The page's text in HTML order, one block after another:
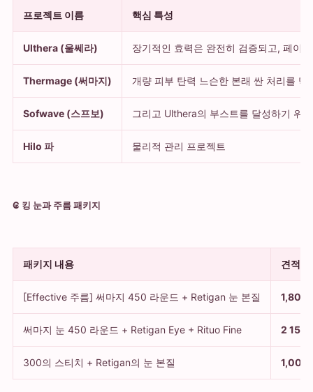
프로젝트 이름 핵심 특성
Ulthera (울쎄라) 장기적인 효력은 완전히 검증되고, 페이
Thermage (써마지) 개량 피부 탄력 느슨한 본래 싼 처리를 막
Sofwave (스프보) 그리고 Ulthera의 부스트를 달성하기 위
Hilo 파 물리적 관리 프로젝트
₢ 킹 눈과 주름 패키지
패키지 내용 견적
[Effective 주름] 써마지 450 라운드 + Retigan 눈 본질
써마지 눈 450 라운드 + Retigan Eye + Rituo Fine 2
300의 스티치 + Retigan의 눈 본질